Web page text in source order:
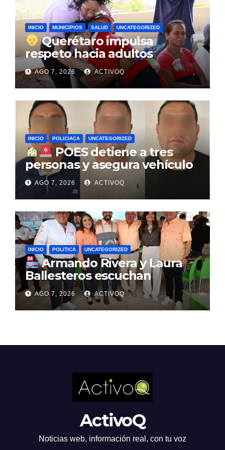
INICIO MUNICIPIOS SALUD UNCATEGORIZED
Querétaro impulsa
respeto hacia adultos
mayores en escuelas con
pláticas «Botsu Muntsi»
AGO 7, 2026 ACTIVOQ
INICIO POLICIACA UNCATEGORIZED
POES detiene a tres
personas y asegura vehículo
por robo a casa habitación
tras operativo de inteligencia
AGO 7, 2026 ACTIVOQ
INICIO POLITICA UNCATEGORIZED
Armando Rivera y Laura
Ballesteros escuchan
demandas en el mercado de
Santa Rosa Jáuregui
AGO 7, 2026 ACTIVOQ
ActivoQ
Noticias web, información real, con tu voz